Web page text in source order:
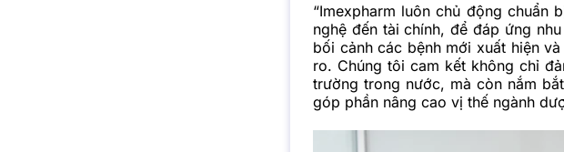
“Imexpharm luôn chủ động chuẩn
nghệ đến tài chính, để đáp ứng
bối cảnh các bệnh mới xuất hiện
ro. Chúng tôi cam kết không chỉ
trường trong nước, mà còn nắm
góp phần nâng cao vị thế ngành